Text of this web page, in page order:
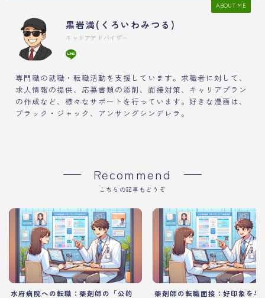
ABOUT ME
黒岩満(くろいわみつる)
キャリアアドバイザー
専門職の就職・転職活動を支援しています。求職者に対して、
求人情報の提供、応募書類の添削、面接対策、キャリアプラン
の作成など、様々なサポートを行っています。好きな漫画は、
ブラック・ジャック、アンサングシンデレラ。
Recommend
こちらの記事もどうぞ
水府病院への転職：薬剤師の「公的
薬剤師の転職面接：好印象を与